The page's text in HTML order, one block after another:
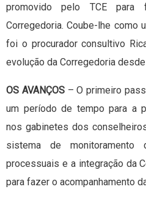
promovido pelo TCE
Corregedoria. Coube-lhe como
foi o procurador consultivo
evolução da Corregedoria
OS AVANÇOS – O primeiro
um período de tempo para a
nos gabinetes dos
sistema de monitoramento
processuais e a integração da
para fazer o acompanhamento